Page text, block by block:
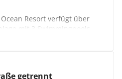
Platz für Familien mit bis
Unterkunft für einen
oder Freunden. Hier
auf das Meer und ein
köstliche Getränke,
thailändischen Sonne
Resort verfügt über
mit 3 Swimmingpools.
gedacht - ein separater
Kräuterdampfsauna und
getrennt